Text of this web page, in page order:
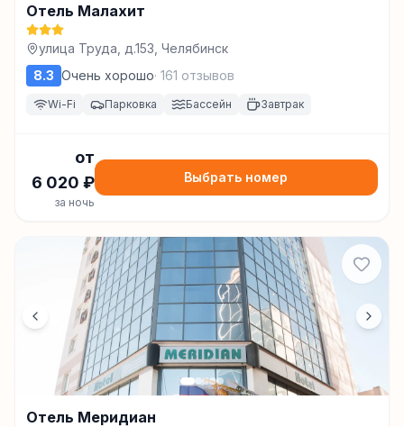
Отель Малахит
улица Труда, д.153, Челябинск
8.3 Очень хорошо· 161 отзывов
Wi-Fi Парковка Бассейн Завтрак
от
6 020 ₽
за ночь
Выбрать номер
Отель Меридиан